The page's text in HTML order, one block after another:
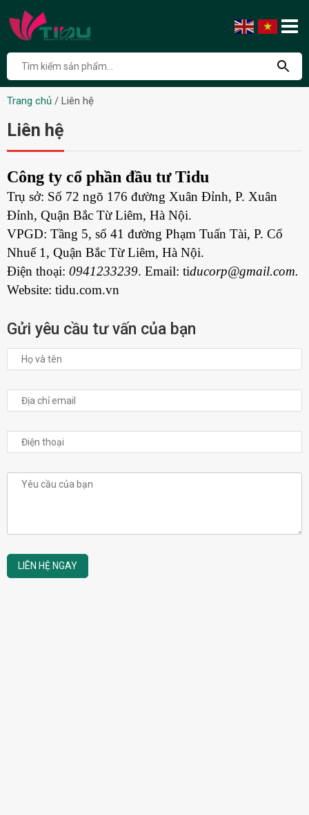
Trang chủ / Liên hệ
Liên hệ
Công ty cổ phần đầu tư Tidu
Trụ sở: Số 72 ngõ 176 đường Xuân Đỉnh, P. Xuân
Đỉnh, Quận Bắc Từ Liêm, Hà Nội.
VPGD: Tầng 5, số 41 đường Phạm Tuấn Tài, P. Cổ
Nhuế 1, Quận Bắc Từ Liêm, Hà Nội.
Điện thoại: 0941233239. Email: tiducorp@gmail.com.
Website: tidu.com.vn
Gửi yêu cầu tư vấn của bạn